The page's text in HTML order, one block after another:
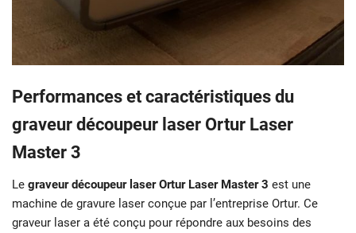
Performances et caractéristiques du
graveur découpeur laser Ortur Laser
Master 3
Le graveur découpeur laser Ortur Laser Master 3 est une
machine de gravure laser conçue par l’entreprise Ortur. Ce
graveur laser a été conçu pour répondre aux besoins des